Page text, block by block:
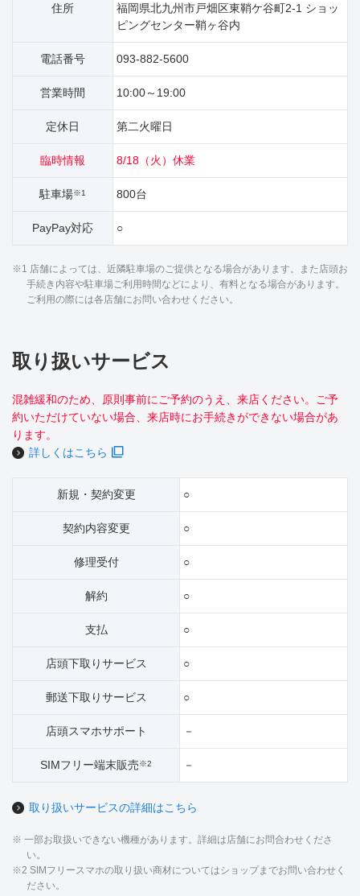
住所
福岡県北九州市戸畑区東鞘ケ谷町2‐1 ショッ
ピングセンター鞘ヶ谷内
電話番号 093-882-5600
営業時間 10:00～19:00
定休日 第二火曜日
臨時情報 8/18（火）休業
駐車場※1 800台
PayPay対応 ○
※1 店舗によっては、近隣駐車場のご提供となる場合があります。また店頭お
手続き内容や駐車場ご利用時間などにより、有料となる場合があります。
ご利用の際には各店舗にお問い合わせください。
取り扱いサービス
混雑緩和のため、原則事前にご予約のうえ、来店ください。ご予
約いただけていない場合、来店時にお手続きができない場合があ
ります。
詳しくはこちら
新規・契約変更 ○
契約内容変更 ○
修理受付 ○
解約 ○
支払 ○
店頭下取りサービス ○
郵送下取りサービス ○
店頭スマホサポート －
SIMフリー端末販売※2 －
取り扱いサービスの詳細はこちら
※ 一部お取扱いできない機種があります。詳細は店舗にお問合わせくださ
い。
※2 SIMフリースマホの取り扱い商材についてはショップまでお問い合わせく
ださい。